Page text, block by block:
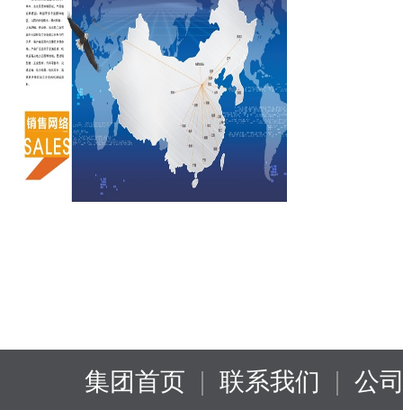
集团首页 | 联系我们 | 公